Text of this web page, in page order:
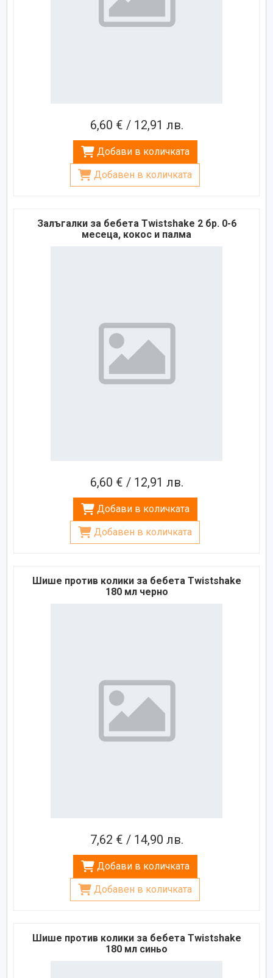
6,60 € / 12,91 лв.
Добави в количката
Добавен в количката
Залъгалки за бебета Twistshake 2 бр. 0-6
месеца, кокос и палма
6,60 € / 12,91 лв.
Добави в количката
Добавен в количката
Шише против колики за бебета Twistshake
180 мл черно
7,62 € / 14,90 лв.
Добави в количката
Добавен в количката
Шише против колики за бебета Twistshake
180 мл синьо